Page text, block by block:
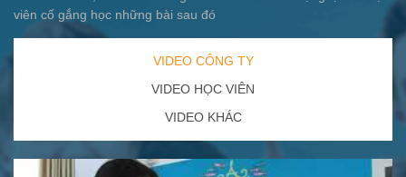
viên cố gắng học những bài sau đó
VIDEO CÔNG TY
VIDEO HỌC VIÊN
VIDEO KHÁC